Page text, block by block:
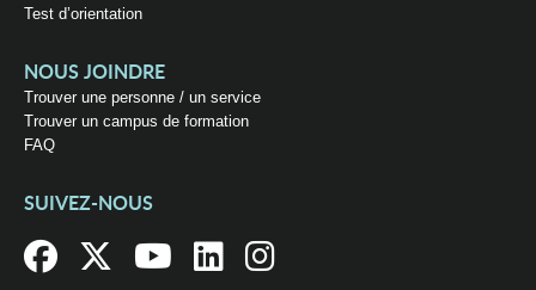
Test d’orientation
NOUS JOINDRE
Trouver une personne / un service
Trouver un campus de formation
FAQ
SUIVEZ-NOUS